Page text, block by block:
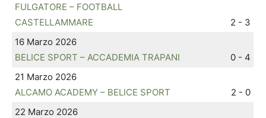
FULGATORE – FOOTBALL
CASTELLAMMARE
2 - 3
16 Marzo 2026
BELICE SPORT – ACCADEMIA TRAPANI
0 - 4
21 Marzo 2026
ALCAMO ACADEMY – BELICE SPORT
2 - 0
22 Marzo 2026